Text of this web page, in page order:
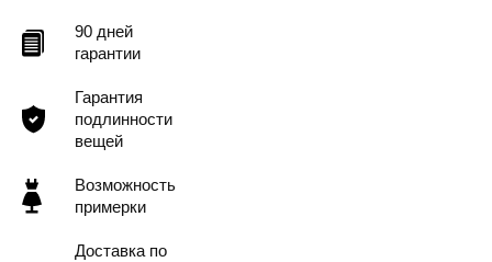
90 дней
гарантии
Гарантия
подлинности
вещей
Возможность
примерки
Доставка по